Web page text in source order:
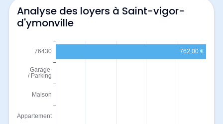
Analyse des loyers à Saint-vigor-
d'ymonville